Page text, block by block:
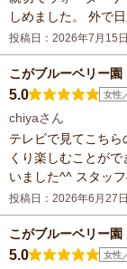
しめました。 外で
投稿日：2026年7月15日
こがブルーベリー園
5.0 女性
chiyaさん
テレビで見てこち
くり楽しむことが
いました^^ スタッ
投稿日：2026年6月27日
こがブルーベリー園
5.0 女性